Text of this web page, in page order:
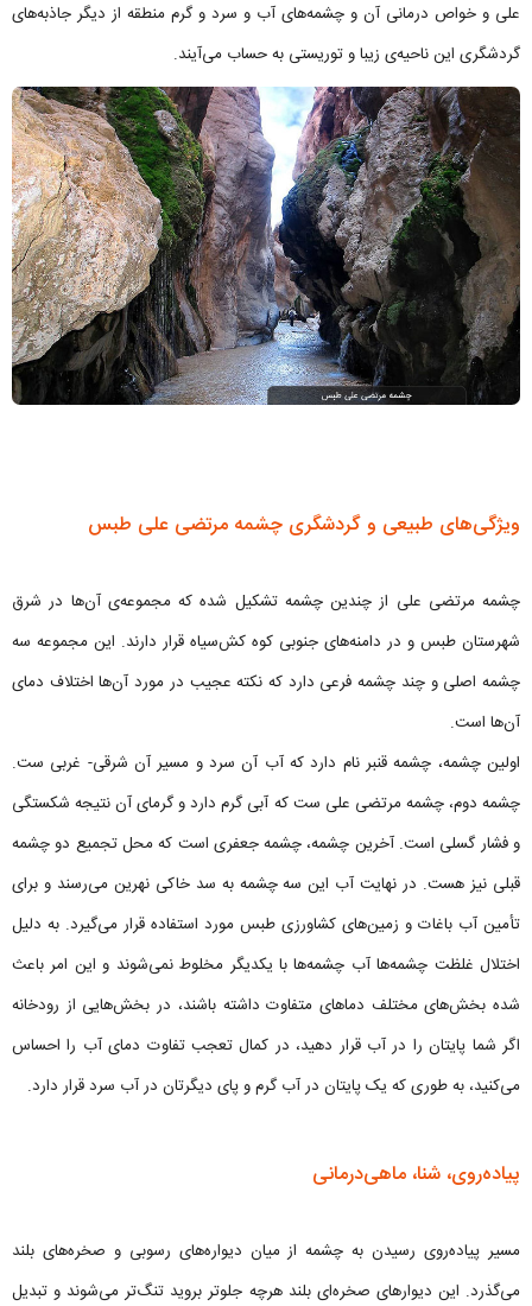
‌علی و خواص درمانی آن و چشمه‌های آب و سرد و گرم منطقه از دیگر جاذبه‌های
گردشگری این ناحیه‌ی زیبا و توریستی به حساب می‌آیند.
ویژگی‌های طبیعی و گردشگری چشمه مرتضی علی طبس
چشمه مرتضی علی از چندین چشمه تشکیل شده که مجموعه‌ی آن‌ها در شرق
شهرستان طبس و در دامنه‌های جنوبی کوه کش‌سیاه قرار دارند. این مجموعه سه
چشمه اصلی و چند چشمه فرعی دارد که نکته عجیب در مورد آن‌ها اختلاف دمای
آن‌ها است.
اولین چشمه، چشمه قنبر نام دارد که آب آن سرد و مسیر آن شرقی- غربی ست.
چشمه دوم، چشمه مرتضی علی ست که آبی گرم دارد و گرمای آن نتیجه شکستگی
و فشار گسلی است. آخرین چشمه، چشمه جعفری است که محل تجمیع دو چشمه
قبلی نیز هست. در نهایت آب این سه چشمه به سد خاکی نهرین می‌رسند و برای
تأمین آب باغات و زمین‌های کشاورزی طبس مورد استفاده قرار می‌گیرد. به دلیل
اختلال غلظت چشمه‌ها آب چشمه‌ها با یکدیگر مخلوط نمی‌شوند و این امر باعث
شده بخش‌های مختلف دماهای متفاوت داشته باشند، در بخش‌هایی از رودخانه
اگر شما پایتان را در آب قرار دهید، در کمال تعجب تفاوت دمای آب را احساس
می‌کنید، به طوری که یک پایتان در آب گرم و پای دیگرتان در آب سرد قرار دارد.
پیاده‌روی، شنا، ماهی‌درمانی
مسیر پیاده‌روی رسیدن به چشمه از میان دیواره‌های رسوبی و صخره‌های بلند
می‌گذرد. این دیوارهای صخره‌ای بلند هرچه جلوتر بروید تنگ‌تر می‌شوند و تبدیل